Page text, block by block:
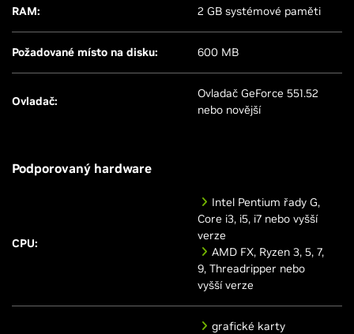
RAM: 2 GB systémové paměti
Požadované místo na disku: 600 MB
Ovladač:
Ovladač GeForce 551.52
nebo novější
Podporovaný hardware
CPU:
Intel Pentium řady G,
Core i3, i5, i7 nebo vyšší
verze
AMD FX, Ryzen 3, 5, 7,
9, Threadripper nebo
vyšší verze
grafické karty